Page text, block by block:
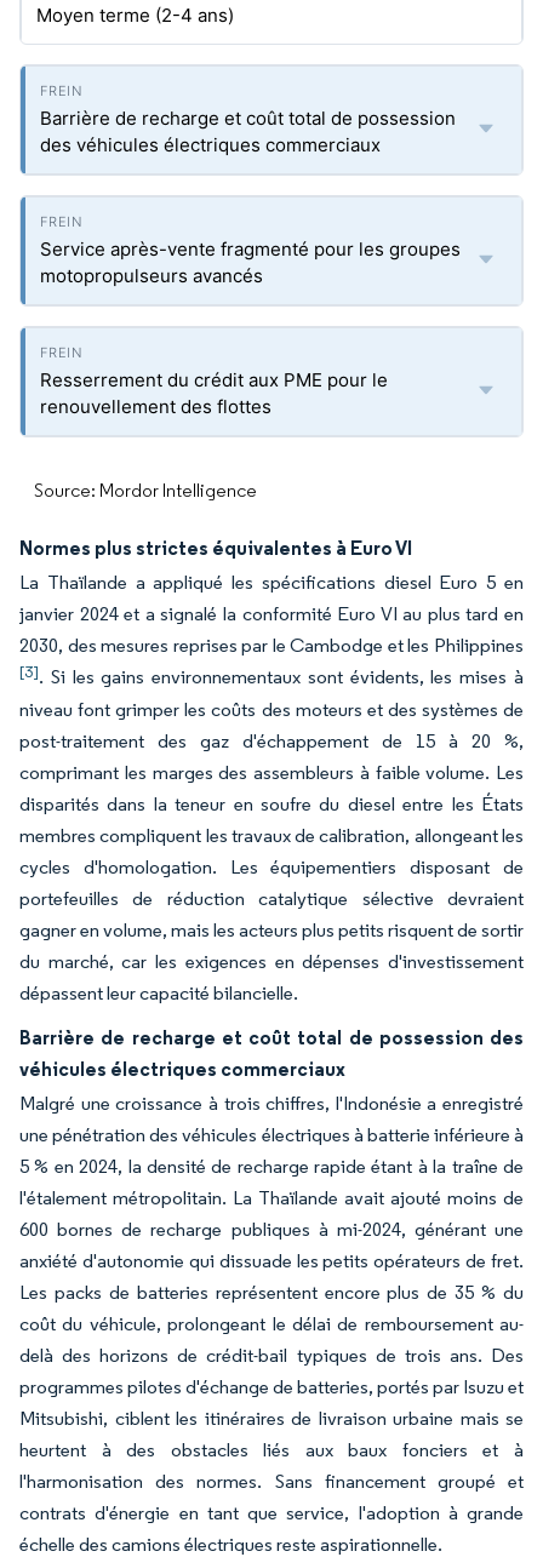
Moyen terme (2-4 ans)
Barrière de recharge et coût total de possession
des véhicules électriques commerciaux
Service après-vente fragmenté pour les groupes
motopropulseurs avancés
Resserrement du crédit aux PME pour le
renouvellement des flottes
Source: Mordor Intelligence
Normes plus strictes équivalentes à Euro VI
La Thaïlande a appliqué les spécifications diesel Euro 5 en
janvier 2024 et a signalé la conformité Euro VI au plus tard en
2030, des mesures reprises par le Cambodge et les Philippines
[3]. Si les gains environnementaux sont évidents, les mises à
niveau font grimper les coûts des moteurs et des systèmes de
post-traitement des gaz d'échappement de 15 à 20 %,
comprimant les marges des assembleurs à faible volume. Les
disparités dans la teneur en soufre du diesel entre les États
membres compliquent les travaux de calibration, allongeant les
cycles d'homologation. Les équipementiers disposant de
portefeuilles de réduction catalytique sélective devraient
gagner en volume, mais les acteurs plus petits risquent de sortir
du marché, car les exigences en dépenses d'investissement
dépassent leur capacité bilancielle.
Barrière de recharge et coût total de possession des
véhicules électriques commerciaux
Malgré une croissance à trois chiffres, l'Indonésie a enregistré
une pénétration des véhicules électriques à batterie inférieure à
5 % en 2024, la densité de recharge rapide étant à la traîne de
l'étalement métropolitain. La Thaïlande avait ajouté moins de
600 bornes de recharge publiques à mi-2024, générant une
anxiété d'autonomie qui dissuade les petits opérateurs de fret.
Les packs de batteries représentent encore plus de 35 % du
coût du véhicule, prolongeant le délai de remboursement au-
delà des horizons de crédit-bail typiques de trois ans. Des
programmes pilotes d'échange de batteries, portés par Isuzu et
Mitsubishi, ciblent les itinéraires de livraison urbaine mais se
heurtent à des obstacles liés aux baux fonciers et à
l'harmonisation des normes. Sans financement groupé et
contrats d'énergie en tant que service, l'adoption à grande
échelle des camions électriques reste aspirationnelle.